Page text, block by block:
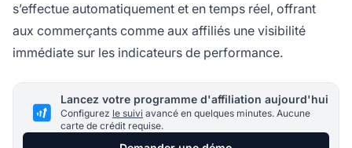
s’effectue automatiquement et en temps réel, offrant
aux commerçants comme aux affiliés une visibilité
immédiate sur les indicateurs de performance.
Lancez votre programme d'affiliation aujourd'hui
Configurez le suivi avancé en quelques minutes. Aucune
carte de crédit requise.